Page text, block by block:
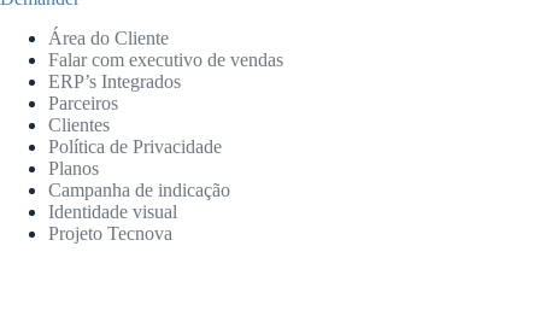
Área do Cliente
Falar com executivo de vendas
ERP’s Integrados
Parceiros
Clientes
Política de Privacidade
Planos
Campanha de indicação
Identidade visual
Projeto Tecnova